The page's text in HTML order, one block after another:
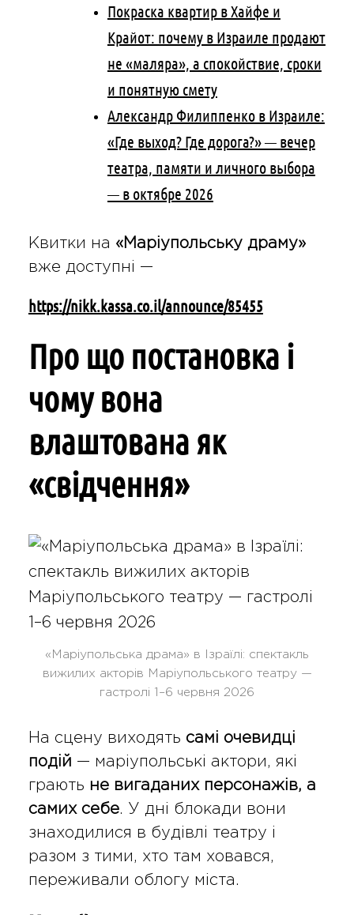
Покраска квартир в Хайфе и
Крайот: почему в Израиле продают
не «маляра», а спокойствие, сроки
и понятную смету
Александр Филиппенко в Израиле:
«Где выход? Где дорога?» — вечер
театра, памяти и личного выбора
— в октябре 2026
Квитки на «Маріупольську драму»
вже доступні —
https://nikk.kassa.co.il/announce/85455
Про що постановка і
чому вона
влаштована як
«свідчення»
«Маріупольська драма» в Ізраїлі: спектакль
вижилих акторів Маріупольського театру —
гастролі 1–6 червня 2026
На сцену виходять самі очевидці
подій — маріупольські актори, які
грають не вигаданих персонажів, а
самих себе. У дні блокади вони
знаходилися в будівлі театру і
разом з тими, хто там ховався,
переживали облогу міста.